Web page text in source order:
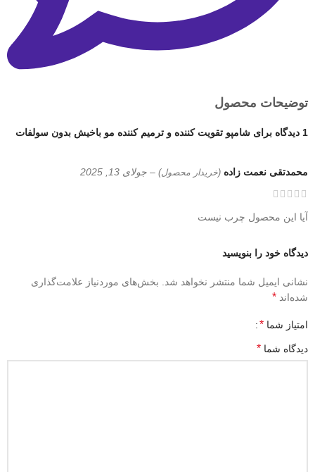
توضیحات محصول
1 دیدگاه برای شامپو تقویت کننده و ترمیم کننده مو باخیش بدون سولفات
محمدتقی نعمت زاده (خریدار محصول) – جولای 13, 2025
آیا این محصول چرب نیست
دیدگاه خود را بنویسید
نشانی ایمیل شما منتشر نخواهد شد.
بخش‌های موردنیاز علامت‌گذاری
شده‌اند *
امتیاز شما *
دیدگاه شما *